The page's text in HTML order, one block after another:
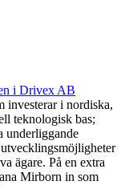
i Drivex AB
investerar i nordiska,
teknologisk bas;
underliggande
ägare. På en extra
Mirborn in som